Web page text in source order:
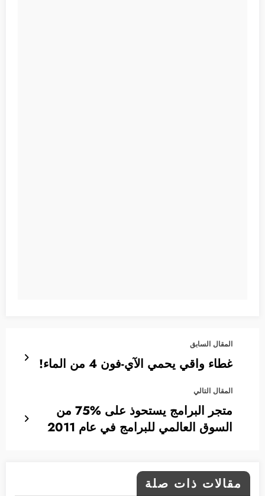
المقال السابق
غطاء واقي يحمي الآي-فون 4 من الماء!
المقال التالي
متجر البرامج يستحوذ على 75‪%‬ من
السوق العالمي للبرامج في عام 2011
مقالات ذات صلة